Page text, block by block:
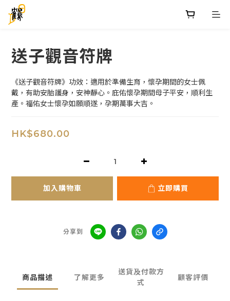
送子觀音符牌
《送子觀音符牌》功效：適用於準備生育，懷孕期間的女士佩
戴，有助安胎護身，安神靜心。庇佑懷孕期間母子平安，順利生
產。福佑女士懷孕如願順遂，孕期萬事大吉。
HK$680.00
加入購物車 立即購買
分享到
商品描述 了解更多
送貨及付款方
式
顧客評價